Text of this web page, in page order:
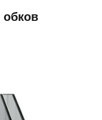
обков